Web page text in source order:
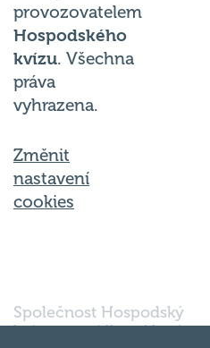
provozovatelem
Hospodského
kvízu. Všechna
práva
vyhrazena.
Změnit
nastavení
cookies
Společnost Hospodský
kvíz s.r.o., sídlem Nové